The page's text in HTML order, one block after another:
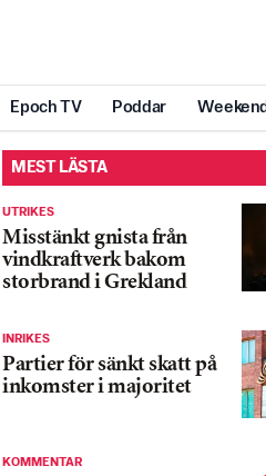
Epoch TV Poddar Weekend
MEST LÄSTA
UTRIKES
Misstänkt gnista från
vindkraftverk bakom
storbrand i Grekland
INRIKES
Partier för sänkt skatt på
inkomster i majoritet
KOMMENTAR